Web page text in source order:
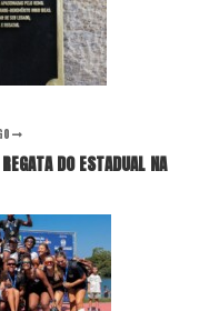
DO ESTADUAL NA